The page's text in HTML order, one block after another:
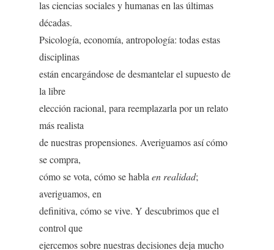
las ciencias sociales y humanas en las últimas
décadas.
Psicología, economía, antropología: todas estas
disciplinas
están encargándose de desmantelar el supuesto de
la libre
elección racional, para reemplazarla por un relato
más realista
de nuestras propensiones. Averiguamos así cómo
se compra,
cómo se vota, cómo se hablaen realidad;
averiguamos, en
definitiva, cómo se vive. Y descubrimos que el
control que
ejercemos sobre nuestras decisiones deja mucho